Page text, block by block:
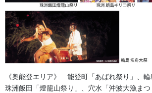
持ち手に軽く打ちつけるだけで、内蔵さ
プリングがくるりと巻き付き、一人ひと
地よくフィットします。面ファスナーの
間がなく、お子様からご年配の方まで、
用できるのが最大の魅力です。
さい。
《奥能登エリア》 能登町「あばれ祭り」、輪
珠洲飯田「燈籠山祭り」、穴水「沖波大漁ま